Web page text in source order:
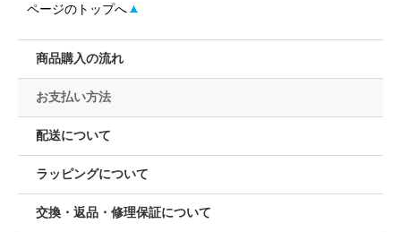
ページのトップへ
商品購入の流れ
お支払い方法
配送について
ラッピングについて
交換・返品・修理保証について